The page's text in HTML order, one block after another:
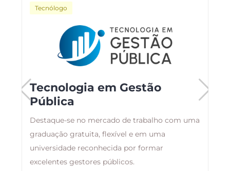
Tecnólogo
Tecnologia em Gestão
Pública
Destaque-se no mercado de trabalho com uma
graduação gratuita, flexível e em uma
universidade reconhecida por formar
excelentes gestores públicos.